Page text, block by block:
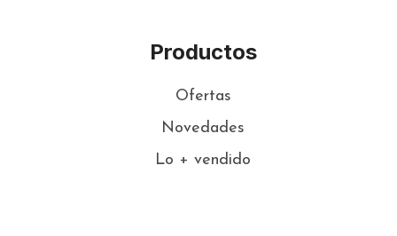
Productos
Ofertas
Novedades
Lo + vendido